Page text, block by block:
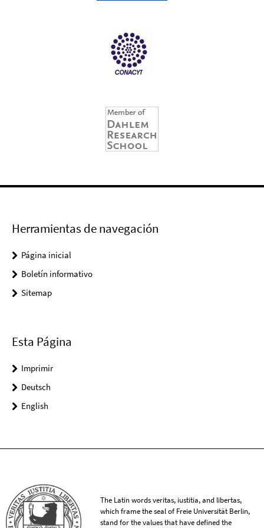
Herramientas de navegación
Página inicial
Boletín informativo
Sitemap
Esta Página
Imprimir
Deutsch
English
The Latin words veritas, iustitia, and libertas,
which frame the seal of Freie Universität Berlin,
stand for the values that have defined the